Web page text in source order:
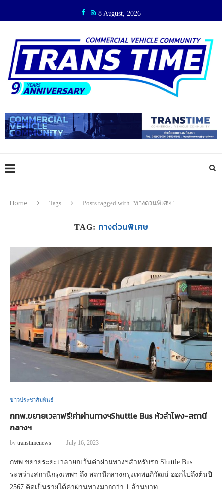
8 August, 2026
Home Tags Posts tagged with "ทางด่วนพิเศษ"
TAG: ทางด่วนพิเศษ
ข่าวประชาสัมพันธ์
กทพ.ขยายเวลาฟรี!ค่าผ่านทางฯShuttle Bus หัวลำโพง-สถานี
กลางฯ
by transtimenews July 16, 2023
กทพ.ขยายระยะเวลายกเว้นค่าผ่านทางฯสำหรับรถ Shuttle Bus
ระหว่างสถานีกรุงเทพฯ ถึง สถานีกลางกรุงเทพอภิวัฒน์ ออกไปถึงต้นปี
2567 คิดเป็นรายได้ค่าผ่านทางมากกว่า 1 ล้านบาท